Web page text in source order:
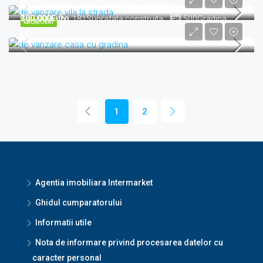
PROMOVAT
De Vanzare Casa Tip Vila Cu Curte
9909 181Suprafata construita 500Gradina
300,000Euro
1 2
Agentia imobiliara Intermarket
Ghidul cumparatorului
Informatii utile
Nota de informare privind procesarea datelor cu
caracter personal